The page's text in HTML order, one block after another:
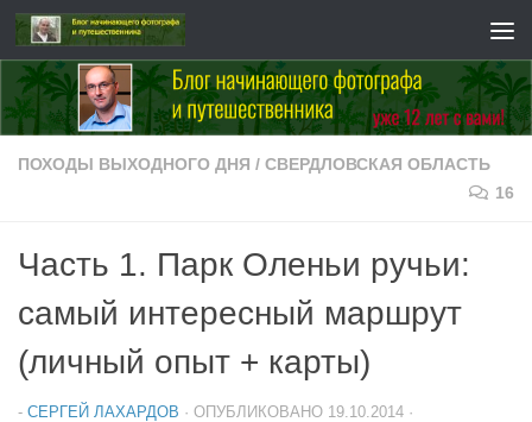
Перейти к содержимому
ПОХОДЫ ВЫХОДНОГО ДНЯ / СВЕРДЛОВСКАЯ ОБЛАСТЬ
16
Часть 1. Парк Оленьи ручьи:
самый интересный маршрут
(личный опыт + карты)
- СЕРГЕЙ ЛАХАРДОВ · ОПУБЛИКОВАНО 19.10.2014 ·